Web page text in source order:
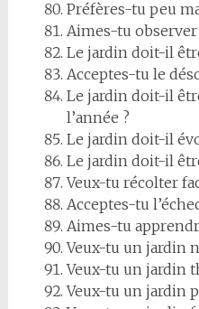
Préfères-tu peu
Aimes-tu observer
Le jardin doit-il
Acceptes-tu le
Le jardin doit-il
l’année ?
Le jardin doit-il
Le jardin doit-il
Veux-tu récolter
Acceptes-tu
Aimes-tu
Veux-tu un jardin
Veux-tu un jardin
Veux-tu un jardin